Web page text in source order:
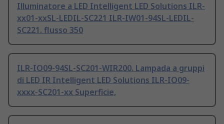
Illuminatore a LED Intelligent LED Solutions ILR-
xx01-xxSL-LEDIL-SC221 ILR-IW01-94SL-LEDIL-
SC221. flusso 350
ILR-IO09-94SL-SC201-WIR200. Lampada a gruppi
di LED IR Intelligent LED Solutions ILR-IO09-
xxxx-SC201-xx Superficie,